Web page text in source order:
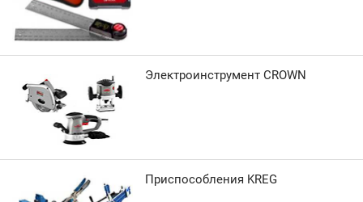
Электроинструмент CROWN
Приспособления KREG